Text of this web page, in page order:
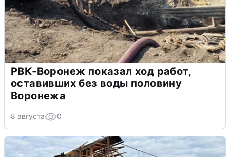
РВК-Воронеж показал ход работ,
оставивших без воды половину
Воронежа
8 августа 0